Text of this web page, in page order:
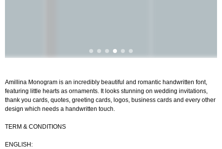
Amillina Monogram is an incredibly beautiful and romantic handwritten font,
featuring little hearts as ornaments. It looks stunning on wedding invitations,
thank you cards, quotes, greeting cards, logos, business cards and every other
design which needs a handwritten touch.
TERM & CONDITIONS
ENGLISH: